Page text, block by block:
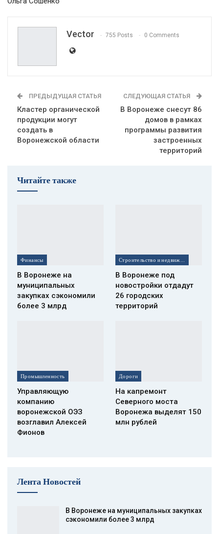
Vector 755 Posts 0 Comments
ПРЕДЫДУЩАЯ СТАТЬЯ
Кластер органической
продукции могут
создать в
Воронежской области
СЛЕДУЮЩАЯ СТАТЬЯ
В Воронеже снесут 86
домов в рамках
программы развития
застроенных
территорий
Читайте также
Финансы
В Воронеже на
муниципальных
закупках сэкономили
более 3 млрд
В Воронеже под
новостройки отдадут
26 городских
территорий
Промышленность
Управляющую
компанию
воронежской ОЭЗ
возглавил Алексей
Фионов
Дороги
На капремонт
Северного моста
Воронежа выделят 150
млн рублей
Лента Новостей
В Воронеже на муниципальных закупках
сэкономили более 3 млрд